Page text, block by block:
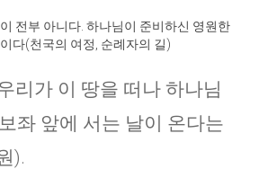
전부 아니다. 하나님이 준비하신 영원한
다(천국의 여정, 순례자의 길)
리가 이 땅을 떠나 하나님
좌 앞에 서는 날이 온다는
).